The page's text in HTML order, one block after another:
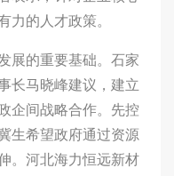
力的人才政策。
的重要基础。石家
长马晓峰建议，建立
企间战略合作。先控
生希望政府通过资源
。河北海力恒远新材